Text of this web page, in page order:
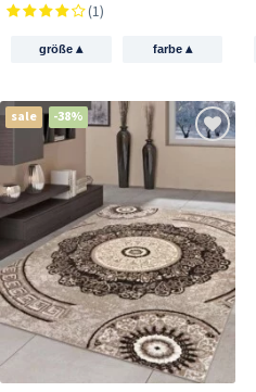
(1)
größe▴ farbe ▴
sale -38%